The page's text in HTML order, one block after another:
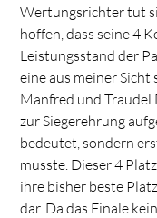
Wertungsrichter tut
hoffen, dass seine 4
Leistungsstand der
eine aus meiner Sicht
Manfred und Traudel
zur Siegerehrung
bedeutet, sondern
musste. Dieser 4
ihre bisher beste
dar. Da das Finale